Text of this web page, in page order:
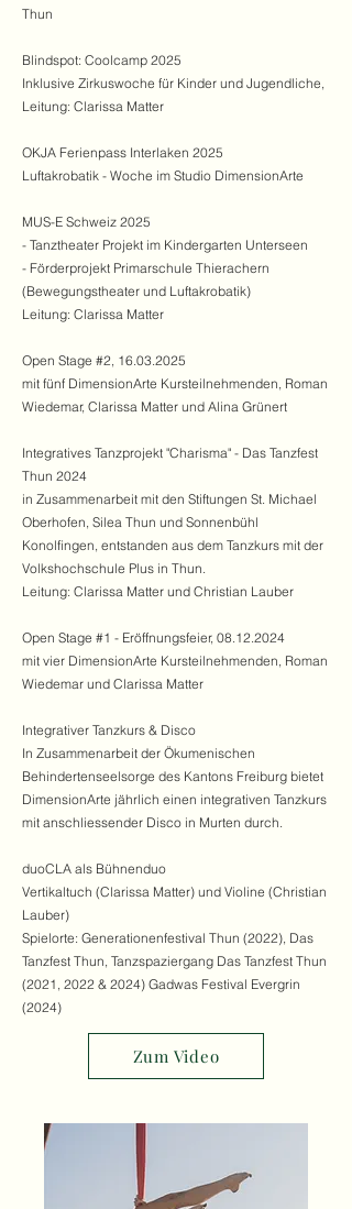
Thun
Blindspot: Coolcamp 2025
Inklusive Zirkuswoche für Kinder und Jugendliche,
Leitung: Clarissa Matter
OKJA Ferienpass Interlaken 2025
Luftakrobatik - Woche im Studio DimensionArte
MUS-E Schweiz 2025
- Tanztheater Projekt im Kindergarten Unterseen
- Förderprojekt Primarschule Thierachern
(Bewegungstheater und Luftakrobatik)
Leitung: Clarissa Matter
Open Stage #2, 16.03.2025
mit fünf DimensionArte Kursteilnehmenden, Roman
Wiedemar, Clarissa Matter und Alina Grünert
Integratives Tanzprojekt "Charisma" - Das Tanzfest
Thun 2024
in Zusammenarbeit mit den Stiftungen St. Michael
Oberhofen, Silea Thun und Sonnenbühl
Konolfingen, entstanden aus dem Tanzkurs mit der
Volkshochschule Plus in Thun.
Leitung: Clarissa Matter und Christian Lauber
Open Stage #1 - Eröffnungsfeier​, 08.12.2024
mit vier DimensionArte Kursteilnehmenden, Roman
Wiedemar und Clarissa Matter
Integrativer Tanzkurs & Disco
In Zusammenarbeit der Ökumenischen
Behindertenseelsorge des Kantons Freiburg bietet
DimensionArte jährlich einen integrativen Tanzkurs
mit anschliessender Disco in Murten durch.
duoCLA als Bühnenduo
Vertikaltuch (Clarissa Matter) und Violine (Christian
Lauber)
Spielorte: Generationenfestival Thun (2022), Das
Tanzfest Thun, Tanzspaziergang Das Tanzfest Thun
(2021, 2022 & 2024) Gadwas Festival Evergrin
(2024)
Zum Video